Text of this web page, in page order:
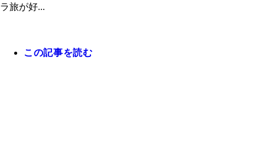
ラ旅が好...
この記事を読む